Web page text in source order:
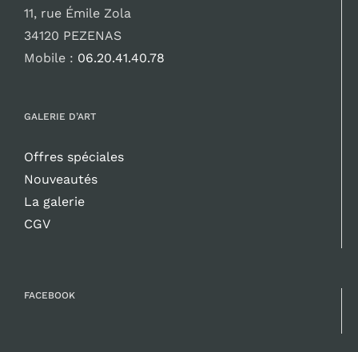
11, rue Émile Zola
34120 PEZENAS
Mobile : 06.20.41.40.78
GALERIE D’ART
Offres spéciales
Nouveautés
La galerie
CGV
FACEBOOK